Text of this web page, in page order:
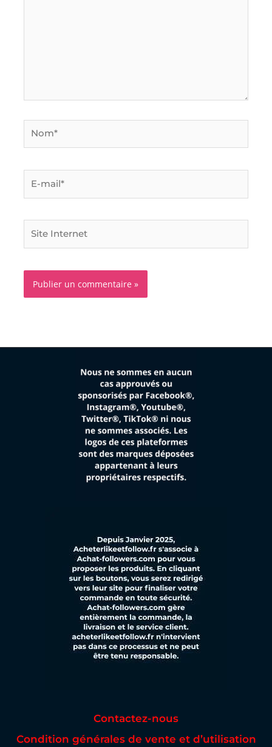
mail*
Internet
Contactez-nous
Condition générales de vente et d’utilisation